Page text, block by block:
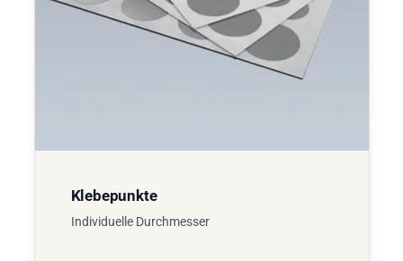
Klebepunkte
Individuelle Durchmesser